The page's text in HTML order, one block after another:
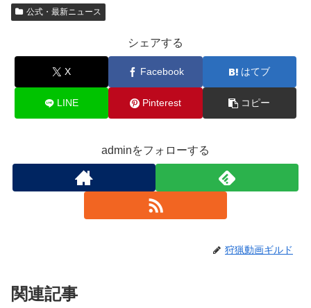
公式・最新ニュース
シェアする
X Facebook はてブ
LINE Pinterest コピー
adminをフォローする
狩猟動画ギルド
関連記事